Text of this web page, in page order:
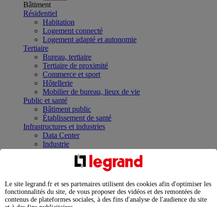
Bâtiment
Résidentiel
Habitation
Logement connecté
Logement adapté et autonomie
Tertiaire
Bureau, tertiaire
Tertiaire de proximité
Commerce et sport
Hôtellerie
Mobilier de bureau, lieux de vie
Public et santé
Bâtiment public
Établissement de santé
Infrastructures et industries
Data Center
Industrie
Infrastructures
Contrôler et planifier le fonctionnement des appareils
Répartir et optimiser son tableau électrique
Legrand Data Center Solutions : concentrer les
expertises au service de vos performances
Le site legrand.fr et ses partenaires utilisent des cookies afin d'optimiser les
fonctionnalités du site, de vous proposer des vidéos et des remontées de
contenus de plateformes sociales, à des fins d'analyse de l'audience du site